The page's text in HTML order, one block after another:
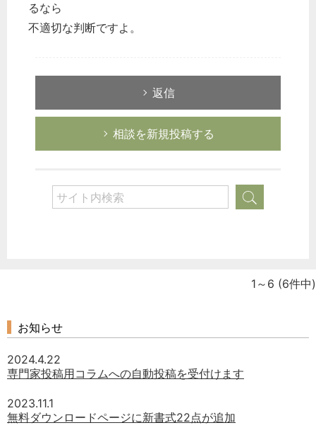
るなら
不適切な判断ですよ。
返信
相談を新規投稿する
1～6 (6件中)
お知らせ
2024.4.22
専門家投稿用コラムへの自動投稿を受付けます
2023.11.1
無料ダウンロードページに新書式22点が追加